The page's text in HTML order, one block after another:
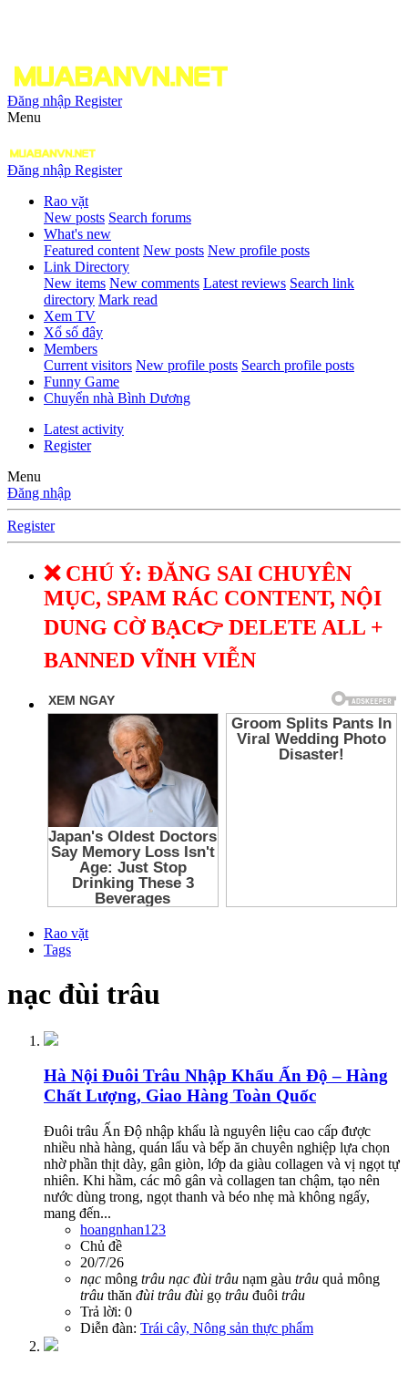
Đăng nhập Register
Menu
Đăng nhập Register
Rao vặt
New posts Search forums
What's new
Featured content New posts New profile posts
Link Directory
New items New comments Latest reviews Search link
directory Mark read
Xem TV
Xổ số đây
Members
Current visitors New profile posts Search profile posts
Funny Game
Chuyển nhà Bình Dương
Latest activity
Register
Menu
Đăng nhập
Register
❌ CHÚ Ý: ĐĂNG SAI CHUYÊN
MỤC, SPAM RÁC CONTENT, NỘI
DUNG CỜ BẠC👉 DELETE ALL +
BANNED VĨNH VIỄN
Rao vặt
Tags
nạc đùi trâu
Hà Nội Đuôi Trâu Nhập Khẩu Ấn Độ – Hàng
Chất Lượng, Giao Hàng Toàn Quốc
Đuôi trâu Ấn Độ nhập khẩu là nguyên liệu cao cấp được
nhiều nhà hàng, quán lẩu và bếp ăn chuyên nghiệp lựa chọn
nhờ phần thịt dày, gân giòn, lớp da giàu collagen và vị ngọt tự
nhiên. Khi hầm, các mô gân và collagen tan chậm, tạo nên
nước dùng trong, ngọt thanh và béo nhẹ mà không ngấy,
mang đến...
hoangnhan123
Chủ đề
20/7/26
nạc mông trâu nạc đùi trâu nạm gàu trâu quả mông
trâu thăn đùi trâu đùi gọ trâu đuôi trâu
Trả lời: 0
Diễn đàn: Trái cây, Nông sản thực phẩm